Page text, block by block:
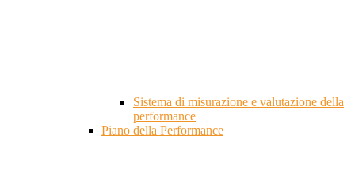
Sistema di misurazione e valutazione della
performance
Piano della Performance